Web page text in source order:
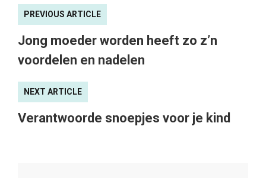
PREVIOUS ARTICLE
Jong moeder worden heeft zo z’n
voordelen en nadelen
NEXT ARTICLE
Verantwoorde snoepjes voor je kind